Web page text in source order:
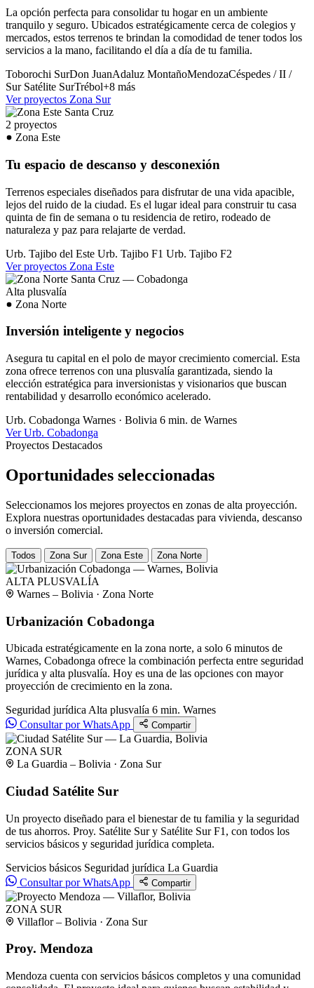
La opción perfecta para consolidar tu hogar en un ambiente
tranquilo y seguro. Ubicados estratégicamente cerca de colegios y
mercados, estos terrenos te brindan la comodidad de tener todos los
servicios a la mano, facilitando el día a día de tu familia.
Toborochi SurDon JuanAdaluz MontañoMendozaCéspedes / II /
Sur Satélite SurTrébol+8 más
Ver proyectos Zona Sur
2 proyectos
Zona Este
Tu espacio de descanso y desconexión
Terrenos especiales diseñados para disfrutar de una vida apacible,
lejos del ruido de la ciudad. Es el lugar ideal para construir tu casa
quinta de fin de semana o tu residencia de retiro, rodeado de
naturaleza y paz para relajarte de verdad.
Urb. Tajibo del Este Urb. Tajibo F1 Urb. Tajibo F2
Ver proyectos Zona Este
Alta plusvalía
Zona Norte
Inversión inteligente y negocios
Asegura tu capital en el polo de mayor crecimiento comercial. Esta
zona ofrece terrenos con una plusvalía garantizada, siendo la
elección estratégica para inversionistas y visionarios que buscan
rentabilidad y desarrollo económico acelerado.
Urb. Cobadonga Warnes · Bolivia 6 min. de Warnes
Ver Urb. Cobadonga
Proyectos Destacados
Oportunidades seleccionadas
Seleccionamos los mejores proyectos en zonas de alta proyección.
Explora nuestras oportunidades destacadas para vivienda, descanso
o inversión comercial.
Todos Zona Sur Zona Este Zona Norte
ALTA PLUSVALÍA
Warnes – Bolivia · Zona Norte
Urbanización Cobadonga
Ubicada estratégicamente en la zona norte, a solo 6 minutos de
Warnes, Cobadonga ofrece la combinación perfecta entre seguridad
jurídica y alta plusvalía. Hoy es una de las opciones con mayor
proyección de crecimiento en la zona.
Seguridad jurídica Alta plusvalía 6 min. Warnes
Consultar por WhatsApp
Compartir
ZONA SUR
La Guardia – Bolivia · Zona Sur
Ciudad Satélite Sur
Un proyecto diseñado para el bienestar de tu familia y la seguridad
de tus ahorros. Proy. Satélite Sur y Satélite Sur F1, con todos los
servicios básicos y seguridad jurídica completa.
Servicios básicos Seguridad jurídica La Guardia
Consultar por WhatsApp
Compartir
ZONA SUR
Villaflor – Bolivia · Zona Sur
Proy. Mendoza
Mendoza cuenta con servicios básicos completos y una comunidad